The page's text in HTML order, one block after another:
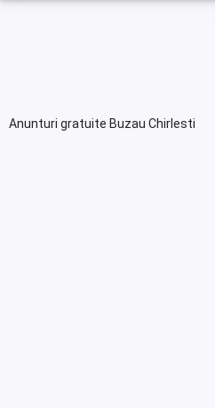
Anunturi gratuite Buzau Chirlesti